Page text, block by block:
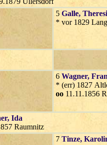
5 Galle,
* vor 1829
6 Wagner,
* (err) 1827
oo 11.11.1856
, Ida
Raumnitz
7 Tinze,